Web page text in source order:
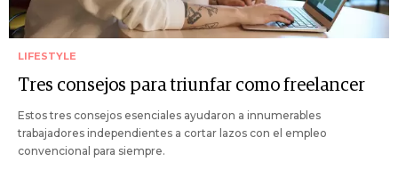
LIFESTYLE
Tres consejos para triunfar como freelancer
Estos tres consejos esenciales ayudaron a innumerables
trabajadores independientes a cortar lazos con el empleo
convencional para siempre.